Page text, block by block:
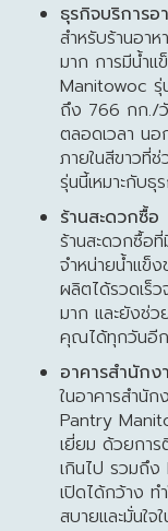
ธุรกิจบริการอ
สำหรับร้านอา
มาก การมีน้ำ
Manitowoc
ถึง 766 กก./
ตลอดเวลา นอ
ภายในสีขาวที่
รุ่นนี้เหมาะกับ
ร้านสะดวกซื้อ
ร้านสะดวกซื้อ
จำหน่ายน้ำแข็ง
ผลิตได้รวดเร็
มาก และยังช่
คุณได้ทุกวันอี
อาคารสำนักง
ในอาคารสำนั
Pantry
เยี่ยม ด้วยกา
เกินไป รวมถึ
เปิดได้กว้าง ท
สบายและมั่นใจ